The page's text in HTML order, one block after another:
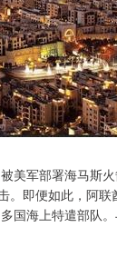
美军部署海马斯
即便如此，阿联
国海上特遣部队